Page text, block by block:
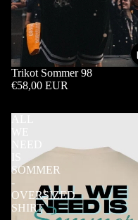
Trikot Sommer 98
€58,00 EUR
SOMMER
-
OVERSIZED
SHIRT